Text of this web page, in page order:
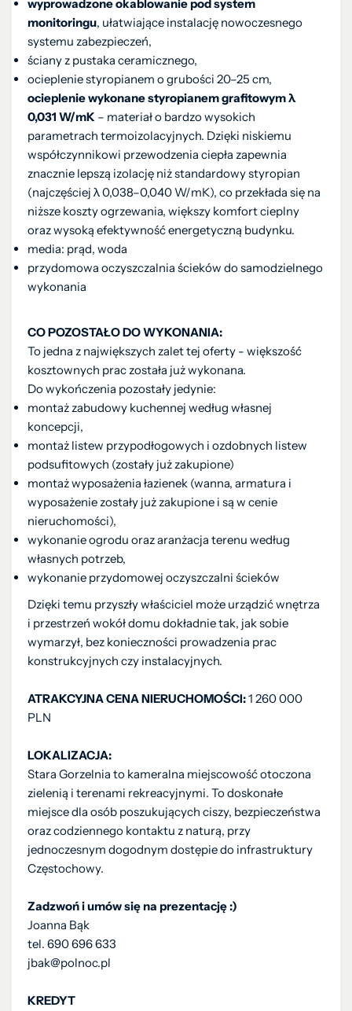
wyprowadzone okablowanie pod system
monitoringu, ułatwiające instalację nowoczesnego
systemu zabezpieczeń,
ściany z pustaka ceramicznego,
ocieplenie styropianem o grubości 20–25 cm,
ocieplenie wykonane styropianem grafitowym λ
0,031 W/mK – materiał o bardzo wysokich
parametrach termoizolacyjnych. Dzięki niskiemu
współczynnikowi przewodzenia ciepła zapewnia
znacznie lepszą izolację niż standardowy styropian
(najczęściej λ 0,038–0,040 W/mK), co przekłada się na
niższe koszty ogrzewania, większy komfort cieplny
oraz wysoką efektywność energetyczną budynku.
media: prąd, woda
przydomowa oczyszczalnia ścieków do samodzielnego
wykonania
CO POZOSTAŁO DO WYKONANIA:
To jedna z największych zalet tej oferty - większość
kosztownych prac została już wykonana.
Do wykończenia pozostały jedynie:
montaż zabudowy kuchennej według własnej
koncepcji,
montaż listew przypodłogowych i ozdobnych listew
podsufitowych (zostały już zakupione)
montaż wyposażenia łazienek (wanna, armatura i
wyposażenie zostały już zakupione i są w cenie
nieruchomości),
wykonanie ogrodu oraz aranżacja terenu według
własnych potrzeb,
wykonanie przydomowej oczyszczalni ścieków
Dzięki temu przyszły właściciel może urządzić wnętrza
i przestrzeń wokół domu dokładnie tak, jak sobie
wymarzył, bez konieczności prowadzenia prac
konstrukcyjnych czy instalacyjnych.
ATRAKCYJNA CENA NIERUCHOMOŚCI:1 260 000
PLN
LOKALIZACJA:
Stara Gorzelnia to kameralna miejscowość otoczona
zielenią i terenami rekreacyjnymi. To doskonałe
miejsce dla osób poszukujących ciszy, bezpieczeństwa
oraz codziennego kontaktu z naturą, przy
jednoczesnym dogodnym dostępie do infrastruktury
Częstochowy.
Zadzwoń i umów się na prezentację :)
Joanna Bąk
tel. 690 696 633
jbak@polnoc.pl
KREDYT